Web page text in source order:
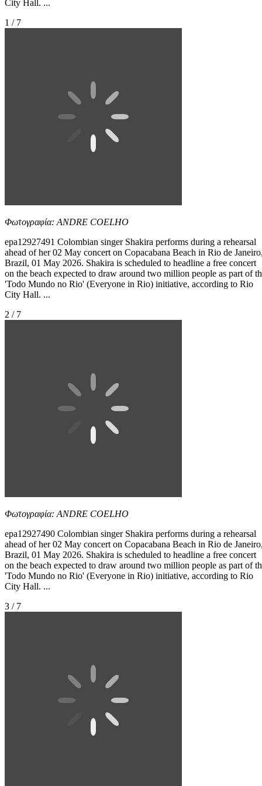
City Hall. ...
1 / 7
Φωτογραφία: ANDRE COELHO
epa12927491 Colombian singer Shakira performs during a rehearsal
ahead of her 02 May concert on Copacabana Beach in Rio de
Brazil, 01 May 2026. Shakira is scheduled to headline a free concert
on the beach expected to draw around two million people as part of
'Todo Mundo no Rio' (Everyone in Rio) initiative, according to Rio
City Hall. ...
2 / 7
Φωτογραφία: ANDRE COELHO
epa12927490 Colombian singer Shakira performs during a rehearsal
ahead of her 02 May concert on Copacabana Beach in Rio de
Brazil, 01 May 2026. Shakira is scheduled to headline a free concert
on the beach expected to draw around two million people as part of
'Todo Mundo no Rio' (Everyone in Rio) initiative, according to Rio
City Hall. ...
3 / 7